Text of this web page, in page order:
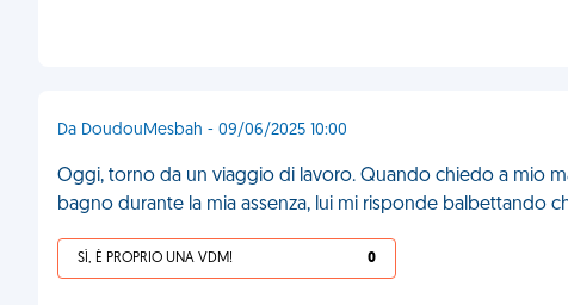
Da DoudouMesbah - 09/06/2025 10:00
Oggi, torno da un viaggio di lavoro. Quando chiedo a mio
bagno durante la mia assenza, lui mi risponde balbettando
SÌ, È PROPRIO UNA VDM! 0